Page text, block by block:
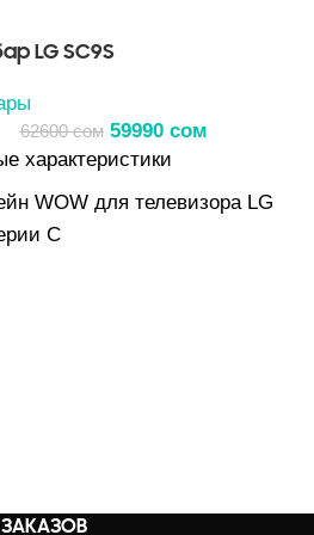
LG SC9S
62600сом 59990 сом
характеристики
WOW для телевизора LG
C